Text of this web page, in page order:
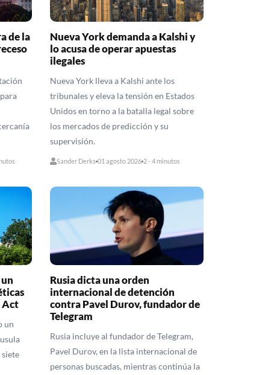
de la
Nueva York demanda a Kalshi y
lo acusa de operar apuestas
ilegales
Nueva York lleva a Kalshi ante los
tribunales y eleva la tensión en Estados
Unidos en torno a la batalla legal sobre
los mercados de predicción y su
supervisión.
Sander Derks 01 agosto 2026 2 - 4 minutos
Act
un
siete
Rusia dicta una orden
internacional de detención
contra Pavel Durov, fundador de
Telegram
Rusia incluye al fundador de Telegram,
Pavel Durov, en la lista internacional de
personas buscadas, mientras continúa la